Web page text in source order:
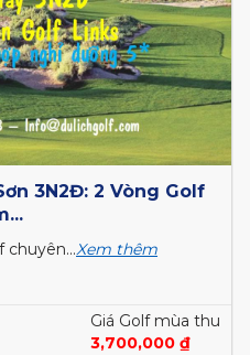
3N2Đ: 2 Vòng Golf
chuyên...Xem thêm
Giá Golf mùa thu
3,700,000 ₫